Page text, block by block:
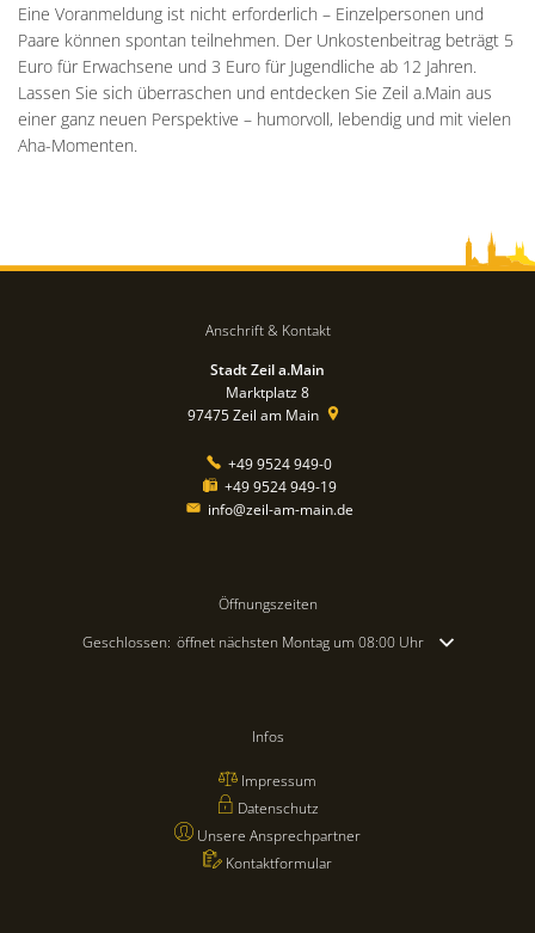
Eine Voranmeldung ist nicht erforderlich – Einzelpersonen und
Paare können spontan teilnehmen. Der Unkostenbeitrag beträgt 5
Euro für Erwachsene und 3 Euro für Jugendliche ab 12 Jahren.
Lassen Sie sich überraschen und entdecken Sie Zeil a.Main aus
einer ganz neuen Perspektive – humorvoll, lebendig und mit vielen
Aha-Momenten.
Anschrift & Kontakt
Stadt Zeil a.Main
Marktplatz 8
97475Zeil am Main
+49 9524 949-0
+49 9524 949-19
info@zeil-am-main.de
Öffnungszeiten
Klicken, um weitere Öffnungs- oder Schließzeiten auszublenden
Geschlossen: öffnet nächsten Montag um 08:00 Uhr
Infos
Impressum
Datenschutz
Unsere Ansprechpartner
Kontaktformular